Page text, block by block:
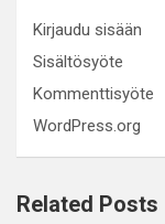
Kirjaudu sisään
Sisältösyöte
Kommenttisyöte
WordPress.org
Related Posts